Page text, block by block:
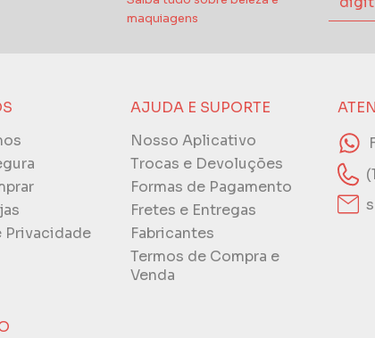
maquiagens
Privacidade
AJUDA E SUPORTE
Nosso Aplicativo
Trocas e Devoluções
Formas de Pagamento
Fretes e Entregas
Fabricantes
Termos de Compra e
Venda